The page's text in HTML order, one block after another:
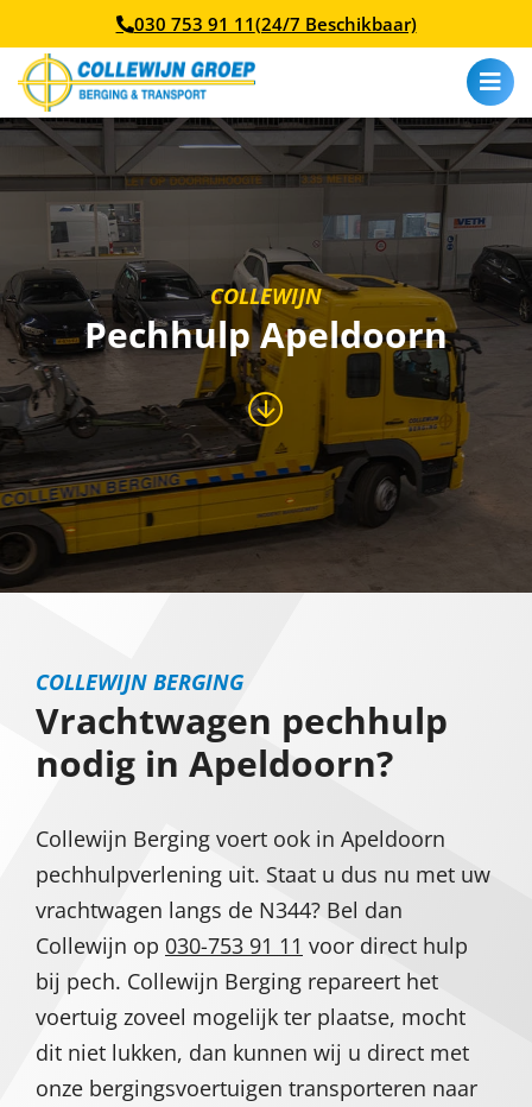
030 753 91 11(24/7 Beschikbaar)
COLLEWIJN
Pechhulp Apeldoorn
COLLEWIJN BERGING
Vrachtwagen pechhulp
nodig in Apeldoorn?
Collewijn Berging voert ook in Apeldoorn
pechhulpverlening uit. Staat u dus nu met uw
vrachtwagen langs de N344? Bel dan
Collewijn op 030-753 91 11 voor direct hulp
bij pech. Collewijn Berging repareert het
voertuig zoveel mogelijk ter plaatse, mocht
dit niet lukken, dan kunnen wij u direct met
onze bergingsvoertuigen transporteren naar